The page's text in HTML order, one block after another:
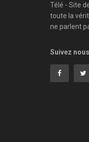
Télé - Site
toute la
ne parlent
Suivez